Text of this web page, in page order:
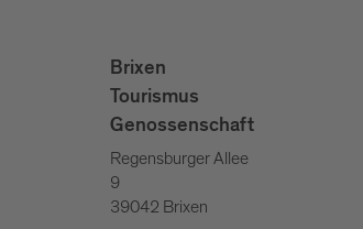
Brixen
Tourismus
Genossenschaft
Regensburger Allee
9
39042 Brixen